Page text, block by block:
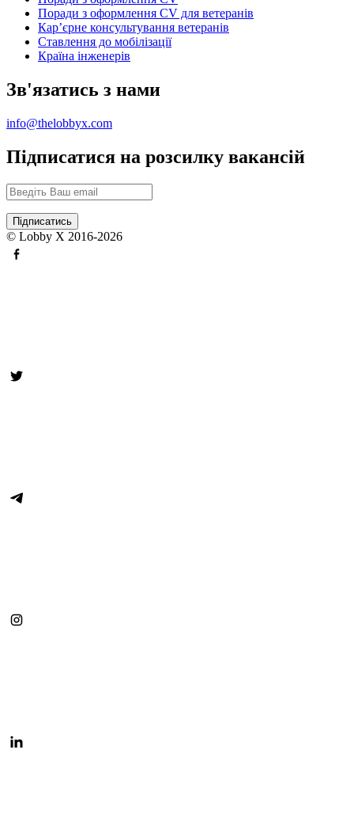
Поради з оформлення CV для ветеранів
Карʼєрне консультування ветеранів
Ставлення до мобілізації
Країна інженерів
Зв'язатись з нами
info@thelobbyx.com
Підписатися на розсилку вакансій
© Lobby X 2016-2026